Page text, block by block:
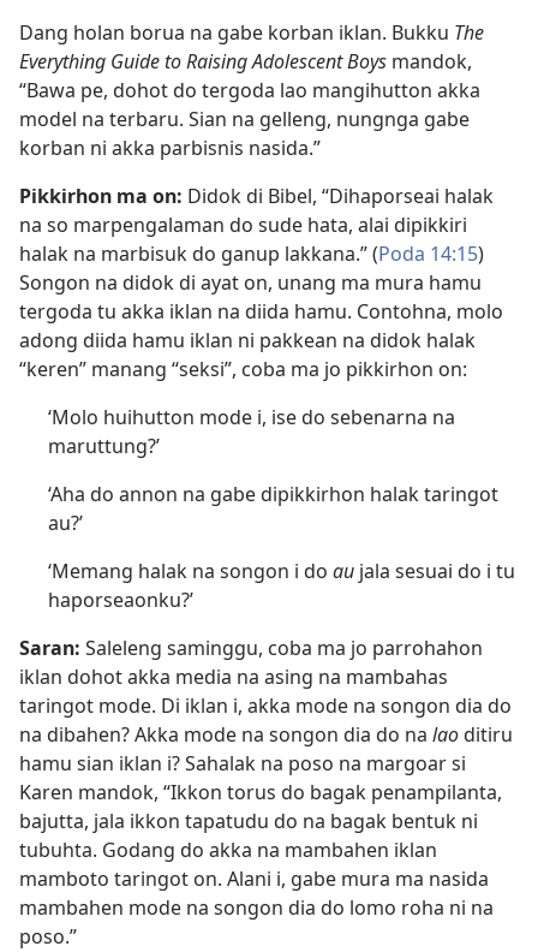
Dang holan borua na gabe korban iklan. Bukku The
Everything Guide to Raising Adolescent Boys mandok,
“Bawa pe, dohot do tergoda lao mangihutton akka
model na terbaru. Sian na gelleng, nungnga gabe
korban ni akka parbisnis nasida.”
Pikkirhon ma on: Didok di Bibel, “Dihaporseai halak
na so marpengalaman do sude hata, alai dipikkiri
halak na marbisuk do ganup lakkana.” (Poda 14:15)
Songon na didok di ayat on, unang ma mura hamu
tergoda tu akka iklan na diida hamu. Contohna, molo
adong diida hamu iklan ni pakkean na didok halak
“keren” manang “seksi”, coba ma jo pikkirhon on:
‘Molo huihutton mode i, ise do sebenarna na
maruttung?’
‘Aha do annon na gabe dipikkirhon halak taringot
au?’
‘Memang halak na songon i do au jala sesuai do i tu
haporseaonku?’
Saran: Saleleng saminggu, coba ma jo parrohahon
iklan dohot akka media na asing na mambahas
taringot mode. Di iklan i, akka mode na songon dia do
na dibahen? Akka mode na songon dia do na laoditiru
hamu sian iklan i? Sahalak na poso na margoar si
Karen mandok, “Ikkon torus do bagak penampilanta,
bajutta, jala ikkon tapatudu do na bagak bentuk ni
tubuhta. Godang do akka na mambahen iklan
mamboto taringot on. Alani i, gabe mura ma nasida
mambahen mode na songon dia do lomo roha ni na
poso.”